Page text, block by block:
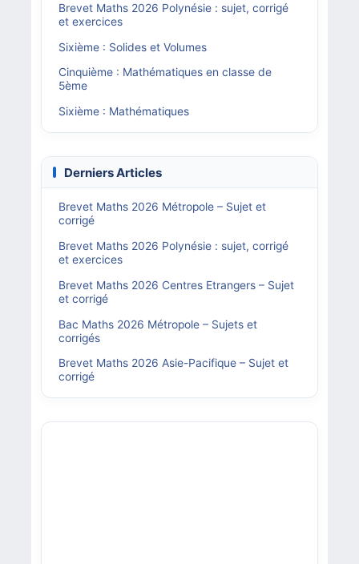
Brevet Maths 2026 Polynésie : sujet, corrigé
et exercices
Sixième : Solides et Volumes
Cinquième : Mathématiques en classe de
5ème
Sixième : Mathématiques
Derniers Articles
Brevet Maths 2026 Métropole – Sujet et
corrigé
Brevet Maths 2026 Polynésie : sujet, corrigé
et exercices
Brevet Maths 2026 Centres Etrangers – Sujet
et corrigé
Bac Maths 2026 Métropole – Sujets et
corrigés
Brevet Maths 2026 Asie-Pacifique – Sujet et
corrigé